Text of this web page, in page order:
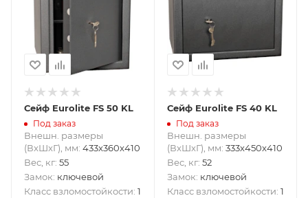
Сейф Eurolite FS 50 KL
Под заказ
Внешн. размеры
(ВxШxГ), мм: 433x360x410
Вес, кг: 55
Замок: ключевой
Класс взломостойкости: 1
Сейф Eurolite FS 40 KL
Под заказ
Внешн. размеры
(ВxШxГ), мм: 333x450x410
Вес, кг: 52
Замок: ключевой
Класс взломостойкости: 1